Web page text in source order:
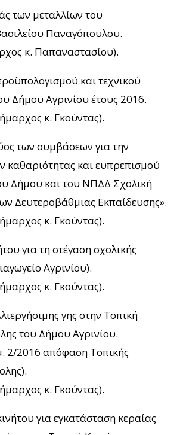
των μεταλλίων του
Παναγόπουλου.
κ. Παπαναστασίου).
και τεχνικού
Δήμου Αγρινίου έτους 2016.
κ. Γκούντας).
των συμβάσεων για την
καθαριότητας και ευπρεπισμού
Δήμου και του ΝΠΔΔ Σχολική
Δευτεροβάθμιας Εκπαίδευσης».
κ. Γκούντας).
για τη στέγαση σχολικής
Αγρινίου).
κ. Γκούντας).
γης στην Τοπική
του Δήμου Αγρινίου.
2/2016 απόφαση Τοπικής
κ. Γκούντας).
για εγκατάσταση κεραίας